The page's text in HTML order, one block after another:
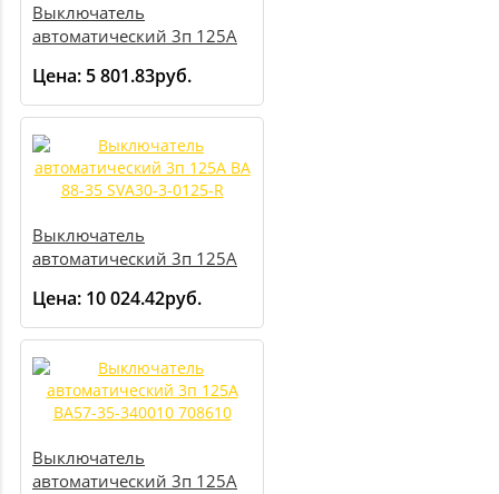
Выключатель
автоматический 3п 125А
Цена: 5 801.83руб.
Выключатель
автоматический 3п 125А
Цена: 10 024.42руб.
Выключатель
автоматический 3п 125А